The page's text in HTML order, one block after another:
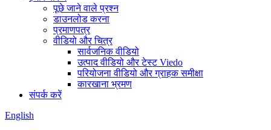
पूछे जाने वाले प्रश्न
डाउनलोड करना
प्रमाणपत्र
वीडियो और चित्र
सार्वजनिक वीडियो
उत्पाद वीडियो और टेस्ट Viedo
परियोजना वीडियो और ग्राहक समीक्षा
कारखाना भ्रमण
संपर्क करें
English